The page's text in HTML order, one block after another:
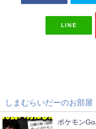
LINE
しまむらいだーのお部屋
ポケモン